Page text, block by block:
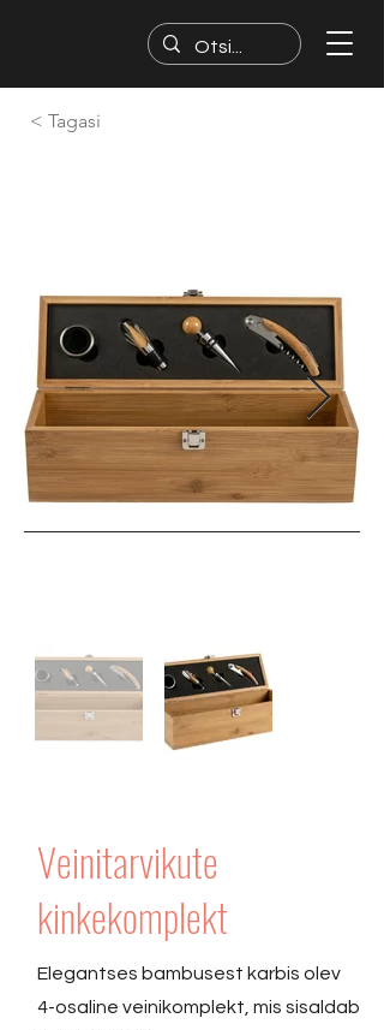
< Tagasi
Veinitarvikute
kinkekomplekt
Elegantses bambusest karbis olev
4-osaline veinikomplekt, mis sisaldab